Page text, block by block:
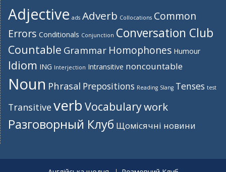
Adjective ads Adverb Collocations Common
Errors Conditionals Conjunction Conversation Club
Countable Grammar Homophones Humour
Idiom ING Interjection Intransitive noncountable
Noun Phrasal Prepositions Reading Slang Tenses test
Transitive verb Vocabularywork
Разговорный Клуб Щомісячні новини